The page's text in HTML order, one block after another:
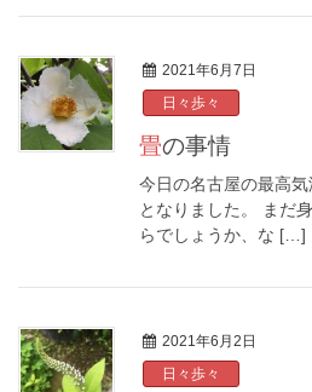
2021年6月7日
日々歩々
畳の事情
今日の名古屋の最高
となりました。 まだ
らでしょうか、な […]
2021年6月2日
日々歩々